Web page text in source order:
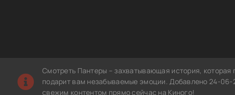
Смотреть Пантеры – захватывающая история,
подарит вам незабываемые эмоции. Добавлено 24-06-
свежим контентом прямо сейчас на Киного!